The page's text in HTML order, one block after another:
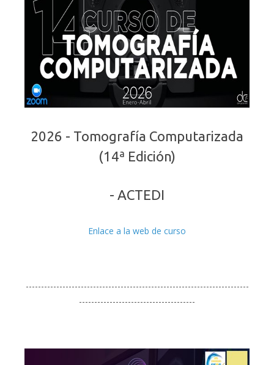
2026 - Tomografía Computarizada
(14ª Edición)
- ACTEDI
Enlace a la web de curso
-------------------------------------------------------------------------
--------------------------------------